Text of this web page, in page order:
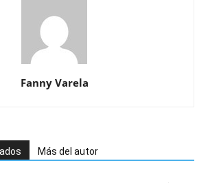
Fanny Varela
Más del autor